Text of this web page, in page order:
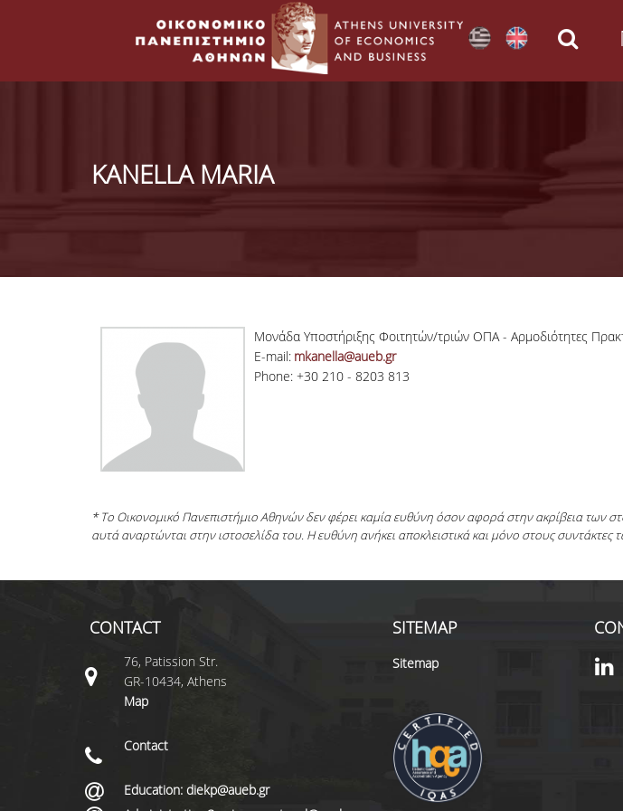
KANELLA MARIA
Μονάδα Υποστήριξης Φοιτητών/τριών ΟΠΑ - Αρμοδιότητες
E-mail: mkanella@aueb.gr
Phone: +30 210 - 8203 813
* Το Οικονομικό Πανεπιστήμιο Αθηνών δεν φέρει καμία ευθύνη όσον αφορά στην ακρίβεια των
αυτά αναρτώνται στην ιστοσελίδα του. Η ευθύνη ανήκει αποκλειστικά και μόνο στους
CONTACT
76, Patission Str.
GR-10434, Athens
Map
Contact
Education: diekp@aueb.gr
SITEMAP
Sitemap